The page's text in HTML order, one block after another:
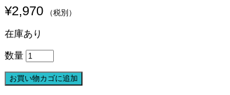
¥2,970 （税別）
在庫あり
数量 プ
メ
お買い物カゴに追加